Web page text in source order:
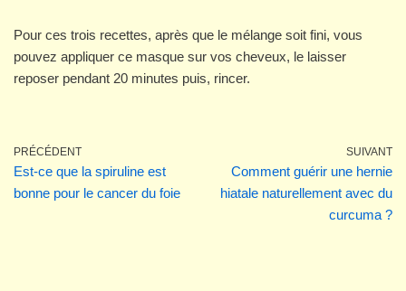
Pour ces trois recettes, après que le mélange soit fini, vous
pouvez appliquer ce masque sur vos cheveux, le laisser
reposer pendant 20 minutes puis, rincer.
PRÉCÉDENT
Est-ce que la spiruline est
bonne pour le cancer du foie
SUIVANT
Comment guérir une hernie
hiatale naturellement avec du
curcuma ?